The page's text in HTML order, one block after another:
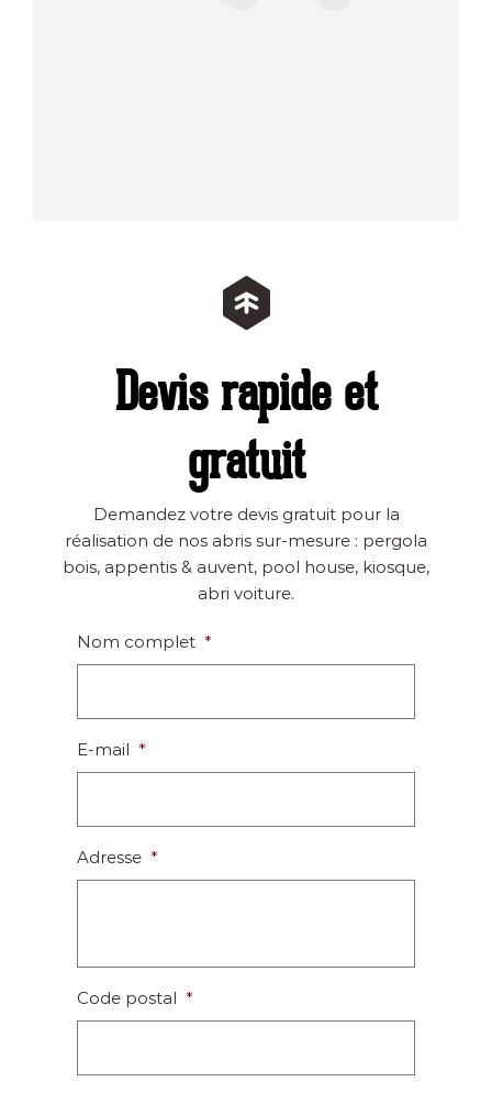
Devis rapide et
gratuit
Demandez votre devis gratuit pour la
réalisation de nos abris sur-mesure : pergola
bois, appentis & auvent, pool house, kiosque,
abri voiture.
Nom complet *
E-mail *
Adresse *
Code postal *